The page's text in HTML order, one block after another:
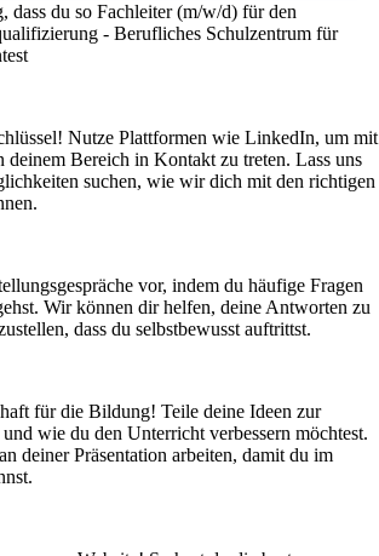
dass du so Fachleiter (m/w/d) für den
- Berufliches Schulzentrum für
Nutze Plattformen wie LinkedIn, um mit
deinem Bereich in Kontakt zu treten. Lass uns
suchen, wie wir dich mit den richtigen
vor, indem du häufige Fragen
Wir können dir helfen, deine Antworten zu
dass du selbstbewusst auftrittst.
für die Bildung! Teile deine Ideen zur
wie du den Unterricht verbessern möchtest.
deiner Präsentation arbeiten, damit du im